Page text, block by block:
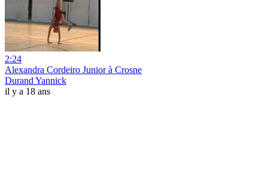
2:24
Alexandra Cordeiro Junior à Crosne
Durand Yannick
il y a 18 ans